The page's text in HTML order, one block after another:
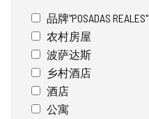
品牌"POSADAS REALES"
农村房屋
波萨达斯
乡村酒店
酒店
公寓